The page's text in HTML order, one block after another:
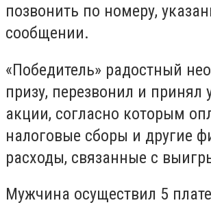
позвонить по номеру,
сообщении.
«Победитель» радостный
призу, перезвонил и принял
акции, согласно которым
налоговые сборы и другие
расходы, связанные с
Мужчина осуществил 5